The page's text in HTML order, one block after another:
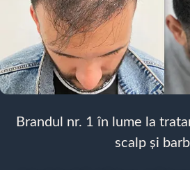
Brandul nr. 1 în lume la
scalp și